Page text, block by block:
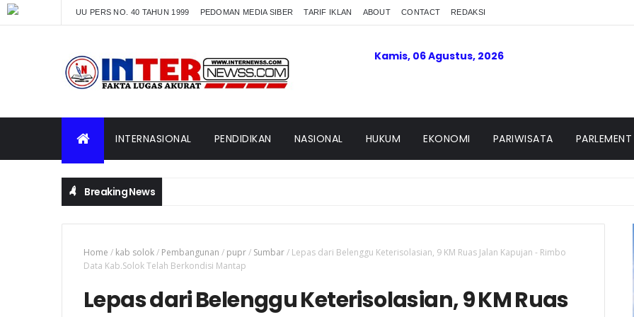
UU PERS NO. 40 TAHUN 1999 PEDOMAN MEDIA SIBER TARIF IKLAN ABOUT CONTACT REDAKSI
Kamis, 06 Agustus, 2026
INTERNASIONAL PENDIDIKAN NASIONAL HUKUM EKONOMI PARIWISATA PARLEMENT
Breaking News
Home / kab solok/ Pembangunan / pupr/ Sumbar/ Lepas dari Belenggu Keterisolasian, 9 KM Ruas Jalan Kapujan - Rimbo
Data Kab.Solok Telah Berkondisi Mantap
Lepas dari Belenggu Keterisolasian, 9 KM Ruas